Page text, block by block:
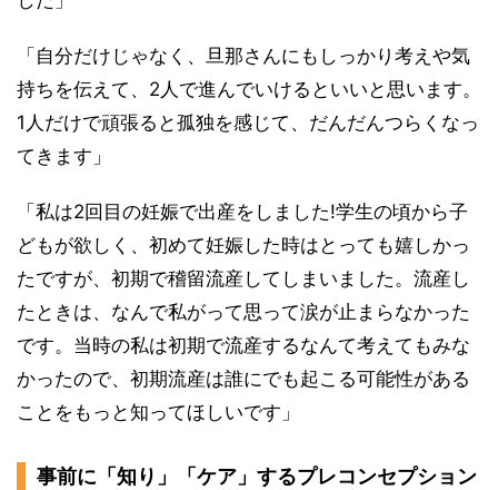
「自分だけじゃなく、旦那さんにもしっかり考えや気
持ちを伝えて、2人で進んでいけるといいと思います。
1人だけで頑張ると孤独を感じて、だんだんつらくなっ
てきます」
「私は2回目の妊娠で出産をしました!学生の頃から子
どもが欲しく、初めて妊娠した時はとっても嬉しかっ
たですが、初期で稽留流産してしまいました。流産し
たときは、なんで私がって思って涙が止まらなかった
です。当時の私は初期で流産するなんて考えてもみな
かったので、初期流産は誰にでも起こる可能性がある
ことをもっと知ってほしいです」
事前に「知り」「ケア」するプレコンセプション